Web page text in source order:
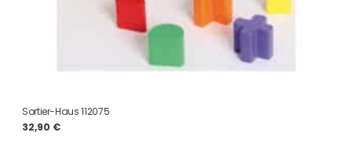
Sortier-Haus 112075
32,90 €